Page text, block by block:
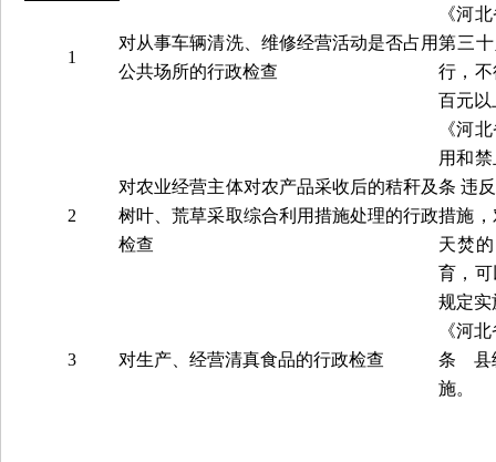
1
对从事车辆清洗、维修经营活动是否占用
公共场所的行政检查
《河
第三
行，
百元以
2
对农业经营主体对农产品采收后的秸秆及
树叶、荒草采取综合利用措施处理的行政
检查
《河
用和
条 违
措施
天焚
育，
规定实
3 对生产、经营清真食品的行政检查
《河
条 县
施。